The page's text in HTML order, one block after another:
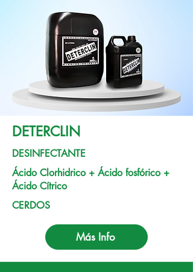
DETERCLIN
DESINFECTANTE
Ácido Clorhidrico + Ácido fosfórico +
Ácido Cítrico
CERDOS
Más Info